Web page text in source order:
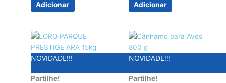
Adicionar Adicionar
NOVIDADE!!!
Partilhe!
NOVIDADE!!!
Partilhe!